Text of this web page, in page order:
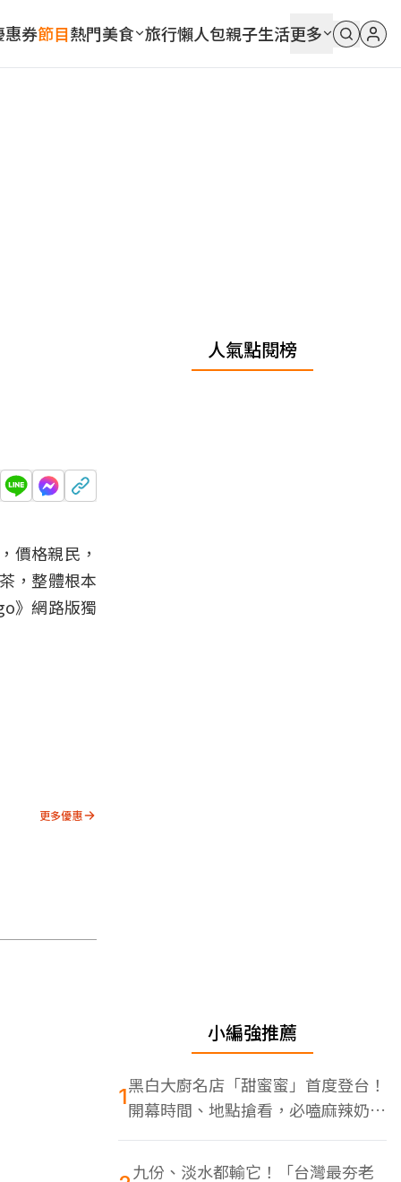
惠券節目熱門美食 旅行懶人包親子生活更多
價格親民，
，整體根本
》網路版獨
更多優惠
人氣點閱榜
小編強推薦
1黑白大廚名店「甜蜜蜜」首度登台！
開幕時間、地點搶看，必嗑麻辣奶油
蝦
九份、淡水都輸它！「台灣最夯老